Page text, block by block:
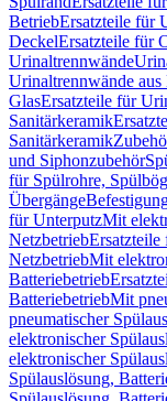
BetriebErsatzteile für
DeckelErsatzteile für
Urinaltrennwände
Urinaltrennwände
GlasErsatzteile für
Sanitärkeramik
Sanitärkeramik
und Siphonzubehör
für Spülrohre,
Übergänge
für UnterputzMit
NetzbetriebErsatzteile
NetzbetriebMit
Batteriebetrieb
BatteriebetriebMit
pneumatischer
elektronischer
elektronischer
Spülauslösung,